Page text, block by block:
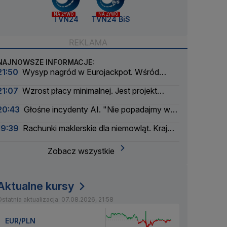
NA ŻYWO
TVN24
NA ŻYWO
TVN24 BiS
INFORMACJE:
Wysyp nagród w Eurojackpot. Wśród
Wzrost płacy minimalnej. Jest projekt
Głośne incydenty AI. "Nie popadajmy w
Rachunki maklerskie dla niemowląt. Kraj
Zobacz wszystkie
kursy
aktualizacja: 07.08.2026, 21:58
EUR/PLN